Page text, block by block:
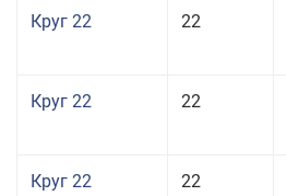
Круг 22 22
Круг 22 22
Круг 22 22